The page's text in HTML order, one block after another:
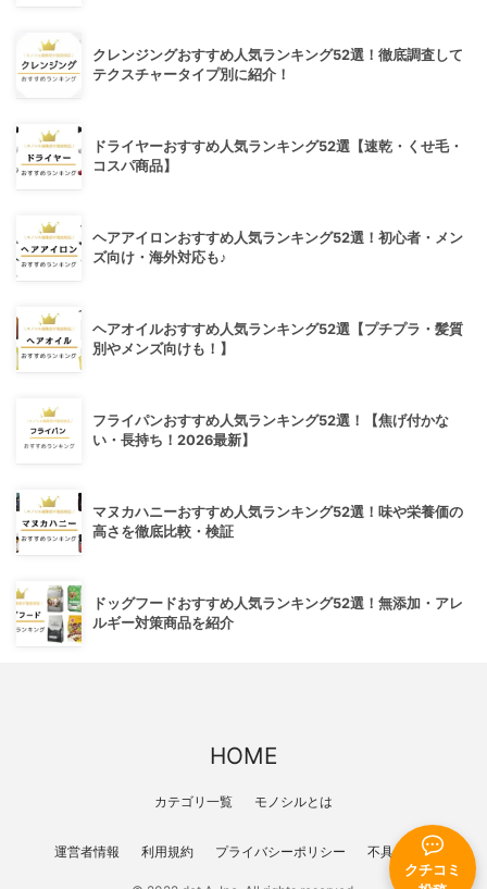
クチコミ
クレンジングおすすめ人気ランキング52選！徹底調査して
テクスチャータイプ別に紹介！
ドライヤーおすすめ人気ランキング52選【速乾・くせ毛・
コスパ商品】
ヘアアイロンおすすめ人気ランキング52選！初心者・メン
ズ向け・海外対応も♪
ヘアオイルおすすめ人気ランキング52選【プチプラ・髪質
別やメンズ向けも！】
フライパンおすすめ人気ランキング52選！【焦げ付かな
い・長持ち！2026最新】
マヌカハニーおすすめ人気ランキング52選！味や栄養価の
高さを徹底比較・検証
ドッグフードおすすめ人気ランキング52選！無添加・アレ
ルギー対策商品を紹介
HOME
カテゴリ一覧 モノシルとは
運営者情報 利用規約 プライバシーポリシー 不具合報告